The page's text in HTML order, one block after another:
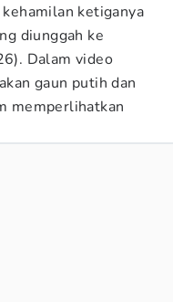
ketiganya
diunggah ke
Dalam video
gaun putih dan
memperlihatkan